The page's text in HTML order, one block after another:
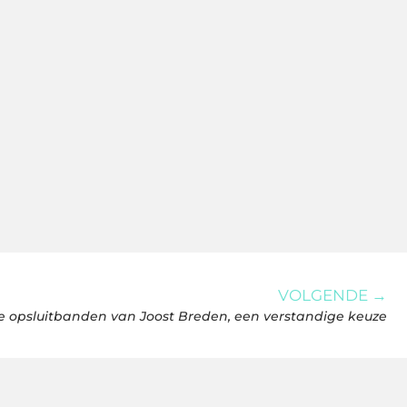
VOLGENDE →
opsluitbanden van Joost Breden, een verstandige keuze